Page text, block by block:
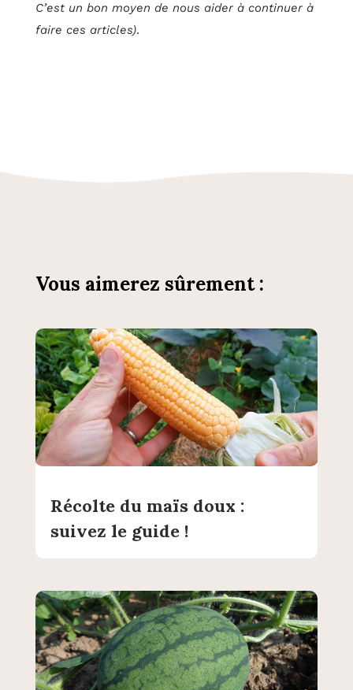
C’est un bon moyen de nous aider à continuer à
faire ces articles).
Vous aimerez sûrement :
Récolte du maïs doux :
suivez le guide !